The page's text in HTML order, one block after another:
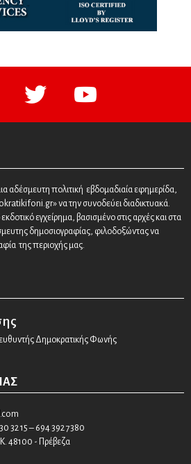
twitter
αδέσμευτη πολιτική εβδομαδιαία εφημερίδα,
να την συνοδεύει διαδικτυακά.
εγχείρημα, βασισμένο στις αρχές και στα
δημοσιογραφίας, φιλοδοξώντας να
της περιοχής μας.
Δημοκρατικής Φωνής
32 15 – 694 392 7380
48100 - Πρέβεζα